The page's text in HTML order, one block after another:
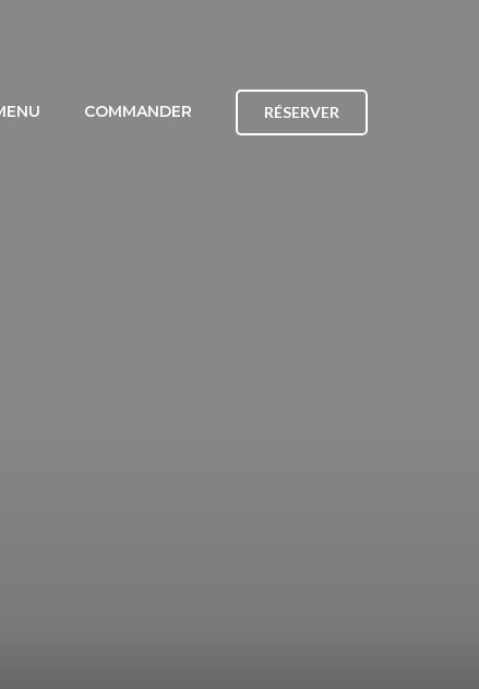
COMMANDER RÉSERVER